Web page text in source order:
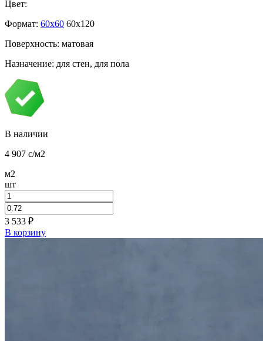
Цвет:
Формат: 60x60 60x120
Поверхность: матовая
Назначение: для стен, для пола
В наличии
4 907 c/м2
м2
шт
3 533 ₽
В корзину